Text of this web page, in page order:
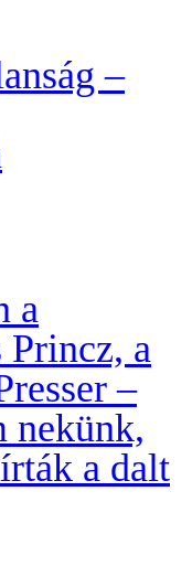
–
a
Princz, a
–
nekünk,
a dalt